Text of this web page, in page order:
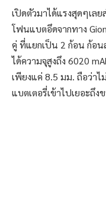
เปิดตัวมาได้แรงสุดๆเล
โฟนแบตอึดจากทาง
คู่ ที่แยกเป็น 2 ก้อน ก้อน
ได้ความจุสูงถึง 6020
เพียงแค่ 8.5 มม. ถือว่า
แบตเตอรี่เข้าไปเยอะถึง